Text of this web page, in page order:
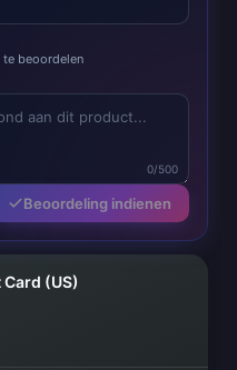
beoordelen
0/500
Beoordeling indienen
(US)